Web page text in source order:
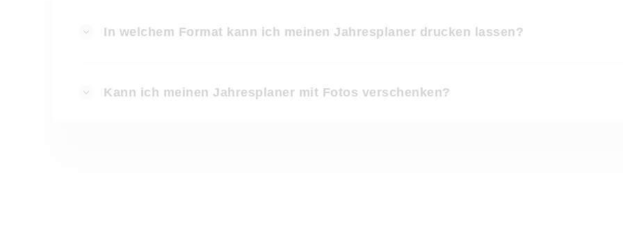
In welchem Format kann ich meinen Jahresplaner drucken lassen?
Kann ich meinen Jahresplaner mit Fotos verschenken?